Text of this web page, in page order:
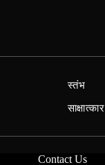
स्तंभ
साक्षात्कार
Contact Us